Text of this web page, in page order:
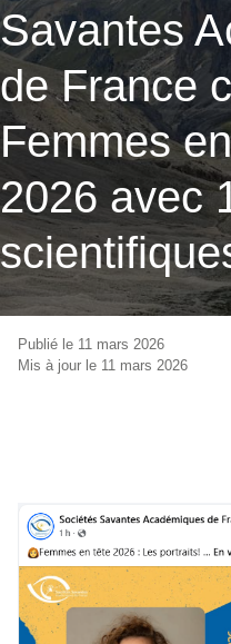
Savantes
de France
Femmes
2026 avec
Publié le 11 mars 2026
Mis à jour le 11 mars 2026